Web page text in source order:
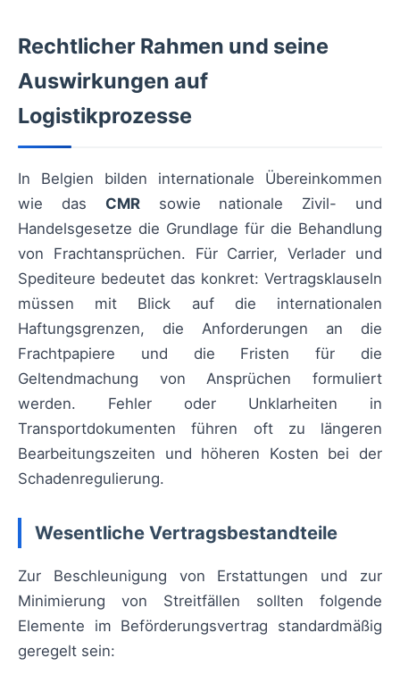
Rechtlicher Rahmen und seine
Auswirkungen auf
Logistikprozesse
In Belgien bilden internationale Übereinkommen
wie das CMRsowie nationale Zivil- und
Handelsgesetze die Grundlage für die Behandlung
von Frachtansprüchen. Für Carrier, Verlader und
Spediteure bedeutet das konkret: Vertragsklauseln
müssen mit Blick auf die internationalen
Haftungsgrenzen, die Anforderungen an die
Frachtpapiere und die Fristen für die
Geltendmachung von Ansprüchen formuliert
werden. Fehler oder Unklarheiten in
Transportdokumenten führen oft zu längeren
Bearbeitungszeiten und höheren Kosten bei der
Schadenregulierung.
Wesentliche Vertragsbestandteile
Zur Beschleunigung von Erstattungen und zur
Minimierung von Streitfällen sollten folgende
Elemente im Beförderungsvertrag standardmäßig
geregelt sein: